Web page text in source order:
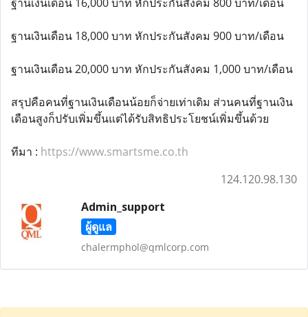
ฐานเงินเดือน 18,000 บาท หักประกันสังคม 900 บาท/เดือน
ฐานเงินเดือน 20,000 บาท หักประกันสังคม 1,000 บาท/เดือน
สรุปคือคนที่ฐานเงินเดือนน้อยก็จ่ายเท่าเดิม ส่วนคนที่ฐานเงิน
เดือนสูงก็ปรับเพิ่มขึ้นแต่ได้รับสิทธิประโยชน์เพิ่มขึ้นด้วย
ทีมา : https://www.smartsme.co.th
124.120.98.130
Admin_support
ผู้ดูแล
chalermphol@qmlcorp.com